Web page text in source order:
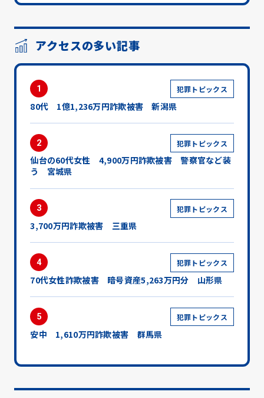
アクセスの多い記事
1 犯罪トピックス
80代 1億1,236万円詐欺被害 新潟県
2 犯罪トピックス
仙台の60代女性 4,900万円詐欺被害 警察官など装
う 宮城県
3 犯罪トピックス
3,700万円詐欺被害 三重県
4 犯罪トピックス
70代女性詐欺被害 暗号資産5,263万円分 山形県
5 犯罪トピックス
安中 1,610万円詐欺被害 群馬県